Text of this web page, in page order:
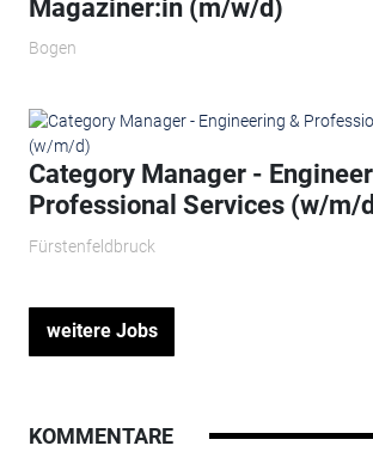
Magaziner:in (m/w/d)
Bogen
Category Manager -
Professional Services (w/m/
Fürstenfeldbruck
weitere Jobs
KOMMENTARE